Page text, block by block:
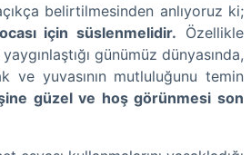
belirtilmesinden anlıyoruz ki;
için süslenmelidir. Özellikle
günümüz dünyasında,
ve yuvasının mutluluğunu temin
güzel ve hoş görünmesi son